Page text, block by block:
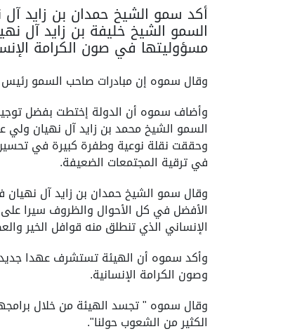
أكد سمو الشيخ حمدان بن زايد
السمو الشيخ خليفة بن زايد آل
مسؤوليتها في صون الكرامة
وقال سموه إن مبادرات صاحب السمو رئيس
وأضاف سموه أن الدولة إختطت بفضل
السمو الشيخ محمد بن زايد آل نهيان ولي
وحققت نقلة نوعية وطفرة كبيرة في تحسين
في ترقية المجتمعات الضعيفة.
الأفضل في كل الأحوال والظروف سيرا
الإنساني الذي تنطلق منه قوافل الخير
وأكد سموه أن الهيئة تستشرف عهدا جديدا
وصون الكرامة الإنسانية.
وقال سموه " تجسد الهيئة من خلال برامجها
الكثير من الشعوب حولنا".